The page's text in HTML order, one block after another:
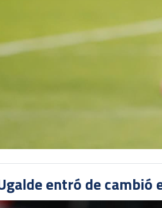
entró de cambió